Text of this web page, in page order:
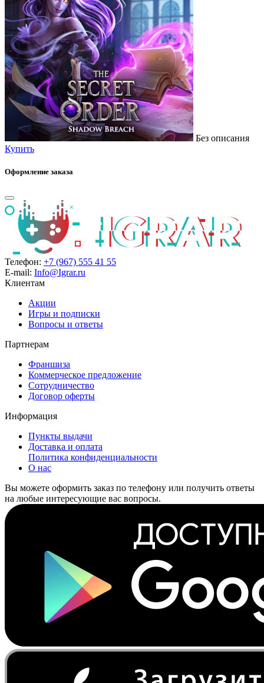
Без описания
Купить
Оформление заказа
Телефон: +7 (967) 555 41 55
E-mail: Info@Igrar.ru
Клиентам
Акции
Игры и подписки
Вопросы и ответы
Партнерам
Франшиза
Коммерческое предложение
Сотрудничество
Договор оферты
Информация
Пункты выдачи
Доставка и оплата
Политика конфиденциальности
О нас
Вы можете оформить заказ по телефону или получить ответы
на любые интересующие вас вопросы.